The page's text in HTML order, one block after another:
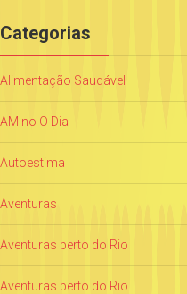
Categorias
Alimentação Saudável
AM no O Dia
Autoestima
Aventuras
Aventuras perto do Rio
Aventuras perto do Rio